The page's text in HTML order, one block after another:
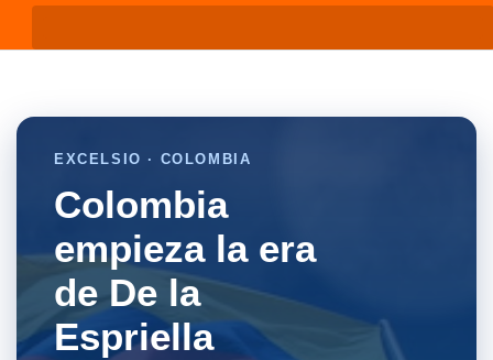
EXCELSIO · COLOMBIA
Colombia
empieza la era
de De la
Espriella